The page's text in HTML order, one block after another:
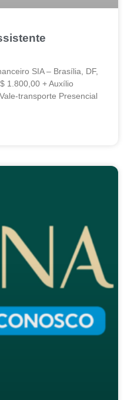
SIA – Brasília, DF,
1.800,00 + Auxílio
transporte Presencial